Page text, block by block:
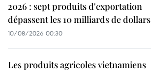
2026 : sept produits d'exportation
dépassent les 10 milliards de dollars
10/08/2026 00:30
Les produits agricoles vietnamiens